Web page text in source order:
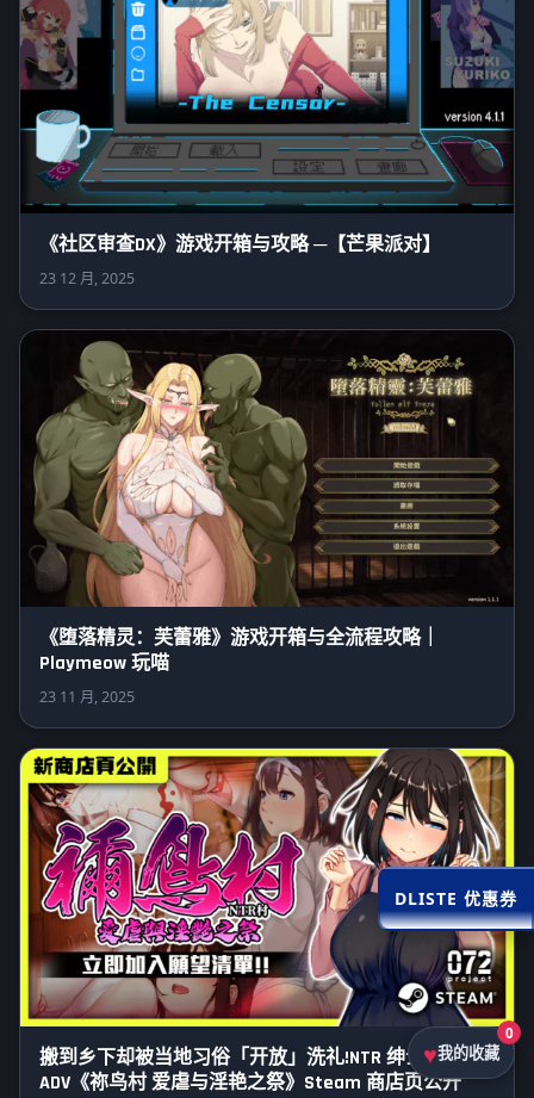
《社区审查DX》游戏开箱与攻略 ─【芒果派对】
23 12 月, 2025
《堕落精灵：芙蕾雅》游戏开箱与全流程攻略｜
Playmeow 玩喵
23 11 月, 2025
搬到乡下却被当地习俗「开放」洗礼!NTR 绅士
ADV《祢鸟村 爱虐与淫艳之祭》Steam 商店页公开
DLISTE 优惠券
我的收藏
0